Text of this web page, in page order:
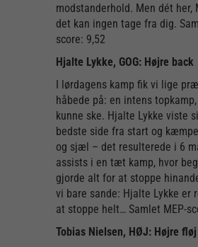
modstanderhold. Men dét her,
det kan ingen tage fra dig.
score: 9,52
Hjalte Lykke, GOG: Højre back
I lørdagens kamp fik vi lige
håbede på: en intens
kunne ske. Hjalte Lykke viste
bedste side fra start og
og sjæl – det resulterede i 6
assists i en tæt kamp, hvor
gjorde alt for at stoppe
vi bare sande: Hjalte Lykke er
at stoppe helt… Samlet MEP-
Tobias Nielsen, HØJ: Højre fløj